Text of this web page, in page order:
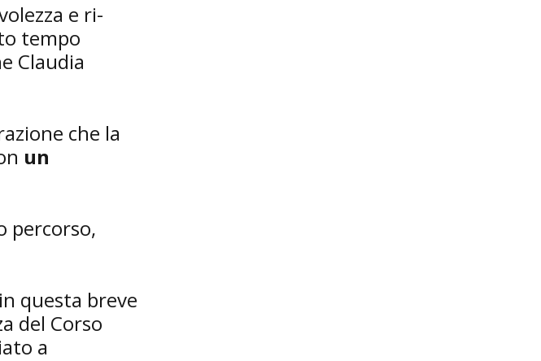
e ri-
tempo
Claudia
che la
un
percorso,
questa breve
del Corso
a